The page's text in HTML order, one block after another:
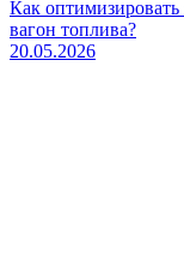
Как оптимизировать
вагон топлива?
20.05.2026